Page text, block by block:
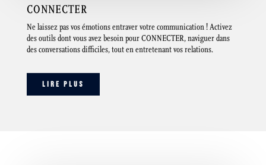
CONNECTER
Ne laissez pas vos émotions entraver votre communication ! Activez
des outils dont vous avez besoin pour CONNECTER, naviguer dans
des conversations difficiles, tout en entretenant vos relations.
LIRE PLUS